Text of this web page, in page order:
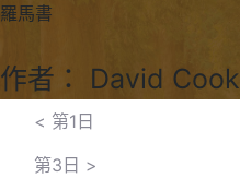
羅馬書
作者： David Cook
< 第1日
第3日 >